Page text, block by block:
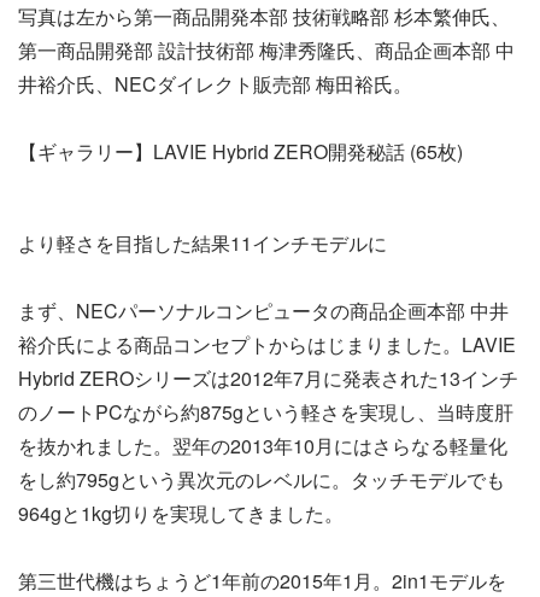
写真は左から第一商品開発本部 技術戦略部 杉本繁伸氏、
第一商品開発部 設計技術部 梅津秀隆氏、商品企画本部 中
井裕介氏、NECダイレクト販売部 梅田裕氏。
【ギャラリー】LAVIE Hybrid ZERO開発秘話 (65枚)
より軽さを目指した結果11インチモデルに
まず、NECパーソナルコンピュータの商品企画本部 中井
裕介氏による商品コンセプトからはじまりました。LAVIE
Hybrid ZEROシリーズは2012年7月に発表された13インチ
のノートPCながら約875gという軽さを実現し、当時度肝
を抜かれました。翌年の2013年10月にはさらなる軽量化
をし約795gという異次元のレベルに。タッチモデルでも
964gと1kg切りを実現してきました。
第三世代機はちょうど1年前の2015年1月。2in1モデルを